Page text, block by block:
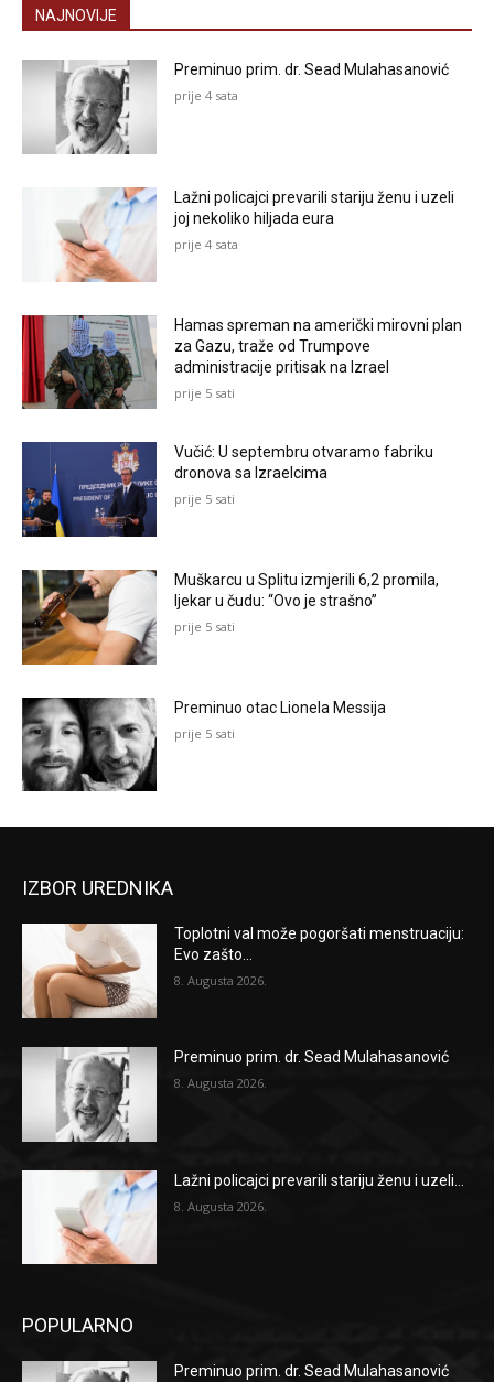
NAJNOVIJE
Preminuo prim. dr. Sead Mulahasanović
prije 4 sata
Lažni policajci prevarili stariju ženu i uzeli
joj nekoliko hiljada eura
prije 4 sata
Hamas spreman na američki mirovni plan
za Gazu, traže od Trumpove
administracije pritisak na Izrael
prije 5 sati
Vučić: U septembru otvaramo fabriku
dronova sa Izraelcima
prije 5 sati
Muškarcu u Splitu izmjerili 6,2 promila,
ljekar u čudu: “Ovo je strašno”
prije 5 sati
Preminuo otac Lionela Messija
prije 5 sati
IZBOR UREDNIKA
Toplotni val može pogoršati menstruaciju:
Evo zašto...
8. Augusta 2026.
Preminuo prim. dr. Sead Mulahasanović
8. Augusta 2026.
Lažni policajci prevarili stariju ženu i uzeli...
8. Augusta 2026.
POPULARNO
Preminuo prim. dr. Sead Mulahasanović